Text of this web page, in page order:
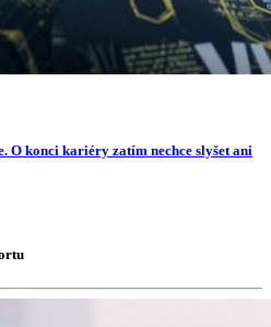
O konci kariéry zatím nechce slyšet ani